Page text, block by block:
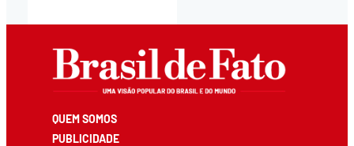
QUEM SOMOS
PUBLICIDADE